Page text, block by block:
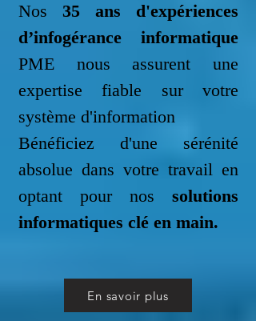
Nos 35 ans d'expériences
d’infogérance informatique
PME nous assurent une
expertise fiable sur votre
système d'information
Bénéficiez d'une sérénité
absolue dans votre travail en
optant pour nos solutions
informatiques clé en main.
En savoir plus